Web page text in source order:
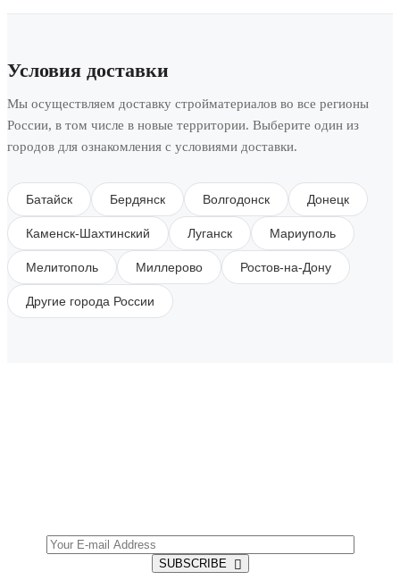
Условия доставки
Мы осуществляем доставку стройматериалов во все регионы
России, в том числе в новые территории. Выберите один из
городов для ознакомления с условиями доставки.
Батайск Бердянск Волгодонск Донецк
Каменск-Шахтинский Луганск Мариуполь
Мелитополь Миллерово Ростов-на-Дону
Другие города России
SUBSCRIBE